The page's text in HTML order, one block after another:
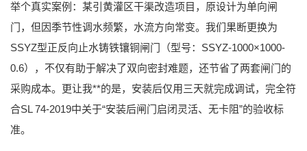
举个真实案例：某引黄灌区干渠改造项目，原设计为单向闸
门，但因季节性调水频繁，水流方向常变。我们果断更换为
SSYZ型正反向止水铸铁镶铜闸门
（型号：SSYZ-1000×1000-
0.6），不仅有助于解决了双向密封难题，还节省了两套闸门的
采购成本。更让我**的是，安装后仅用三天就完成调试，完全符
合SL 74-2019中关于“安装后闸门启闭灵活、无卡阻”的验收标
准。